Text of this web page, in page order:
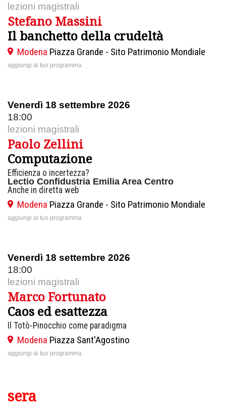
lezioni magistrali
Stefano Massini
Il banchetto della crudeltà
Modena Piazza Grande - Sito Patrimonio Mondiale
aggiungi al tuo programma
Venerdì 18 settembre 2026
18:00
lezioni magistrali
Paolo Zellini
Computazione
Efficienza o incertezza?
Lectio Confidustria Emilia Area Centro
Anche in diretta web
Modena Piazza Grande - Sito Patrimonio Mondiale
aggiungi al tuo programma
Venerdì 18 settembre 2026
18:00
lezioni magistrali
Marco Fortunato
Caos ed esattezza
Il Totò-Pinocchio come paradigma
Modena Piazza Sant'Agostino
aggiungi al tuo programma
sera